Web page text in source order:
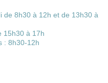
de 8h30 à 12h et de 13h30 à
15h30 à 17h
: 8h30-12h